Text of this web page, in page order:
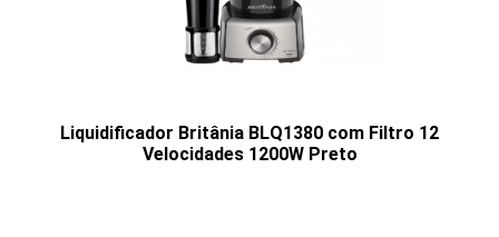
Liquidificador Britânia BLQ1380 com Filtro 12
Velocidades 1200W Preto